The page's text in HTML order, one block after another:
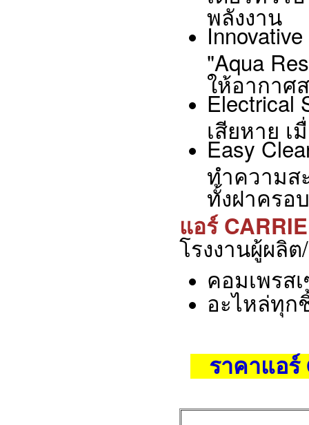
พลังงาน
"Aqua
ให้อากาศ
Electrical
เสียหาย
Easy
ทำความส
ทั้งฝาครอ
แอร์
โรงงานผู้ผลิ
คอมเพรส
อะไหล่ทุก
ราคาแอร์